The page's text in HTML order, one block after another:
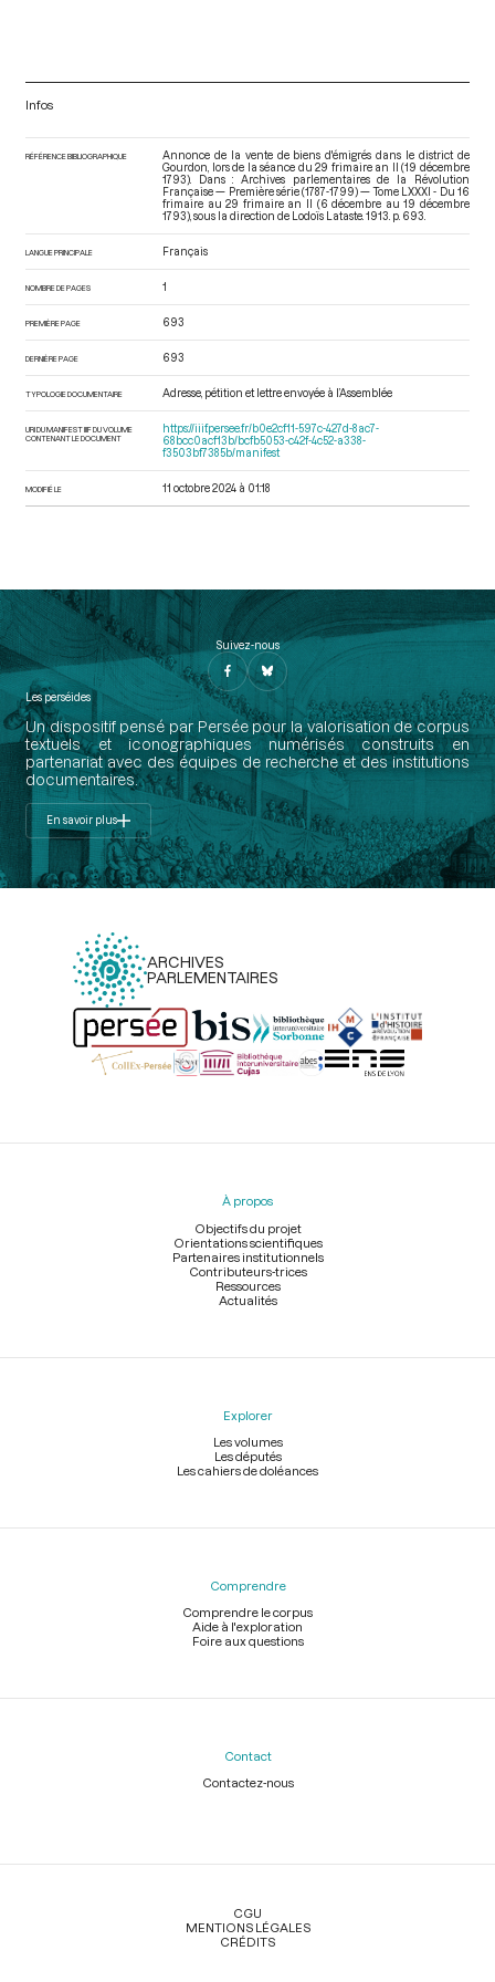
Infos
RÉFÉRENCE BIBLIOGRAPHIQUE
Annonce de la vente de biens d'émigrés dans le district de
Gourdon, lors de la séance du 29 frimaire an II (19 décembre
1793). Dans : Archives parlementaires de la Révolution
Française — Première série (1787-1799) — Tome LXXXI - Du 16
frimaire au 29 frimaire an II (6 décembre au 19 décembre
1793) , sous la direction de Lodoïs Lataste. 1913. p. 693.
LANGUE PRINCIPALE Français
NOMBRE DE PAGES 1
PREMIÈRE PAGE 693
DERNIÈRE PAGE 693
TYPOLOGIE DOCUMENTAIRE Adresse, pétition et lettre envoyée à l’Assemblée
URI DU MANIFEST IIIF DU VOLUME
CONTENANT LE DOCUMENT
https://iiif.persee.fr/b0e2cf11-597c-427d-8ac7-
68bcc0acf13b/bcfb5053-c42f-4c52-a338-
f3503bf7385b/manifest
MODIFIÉ LE 11 octobre 2024 à 01:18
Suivez-nous
Les perséides
Un dispositif pensé par Persée pour la valorisation de corpus
textuels et iconographiques numérisés construits en
partenariat avec des équipes de recherche et des institutions
documentaires.
En savoir plus
ARCHIVES
PARLEMENTAIRES
Menu
À propos
Objectifs du projet
Orientations scientifiques
Partenaires institutionnels
Contributeurs-trices
Ressources
Actualités
Explorer
Les volumes
Les députés
Les cahiers de doléances
Comprendre
Comprendre le corpus
Aide à l'exploration
Foire aux questions
Contact
Contactez-nous
Légal
CGU
MENTIONS LÉGALES
CRÉDITS